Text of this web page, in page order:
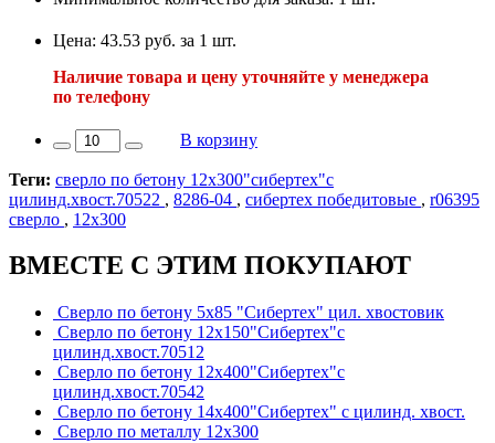
Цена: 43.53 руб. за 1 шт.
Наличие товара и цену уточняйте у менеджера
по телефону
В корзину
Теги: сверло по бетону 12х300"сибертех"с
цилинд.хвост.70522 , 8286-04 , сибертех победитовые , r06395
сверло , 12х300
ВМЕСТЕ С ЭТИМ ПОКУПАЮТ
Сверло по бетону 5х85 "Сибертех" цил. хвостовик
Сверло по бетону 12х150"Сибертех"с
цилинд.хвост.70512
Сверло по бетону 12х400"Сибертех"с
цилинд.хвост.70542
Сверло по бетону 14х400"Сибертех" с цилинд. хвост.
Сверло по металлу 12х300